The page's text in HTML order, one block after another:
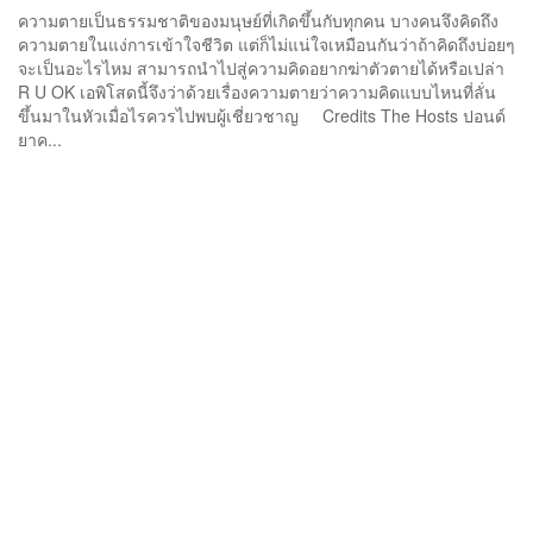
ความตายเป็นธรรมชาติของมนุษย์ที่เกิดขึ้นกับทุกคน บางคนจึงคิดถึง
ความตายในแง่การเข้าใจชีวิต แต่ก็ไม่แน่ใจเหมือนกันว่าถ้าคิดถึงบ่อยๆ
จะเป็นอะไรไหม สามารถนำไปสู่ความคิดอยากฆ่าตัวตายได้หรือเปล่า
R U OK เอพิโสดนี้จึงว่าด้วยเรื่องความตายว่าความคิดแบบไหนที่ลั่น
ขึ้นมาในหัวเมื่อไรควรไปพบผู้เชี่ยวชาญ Credits The Hosts ปอนด์
ยาค...